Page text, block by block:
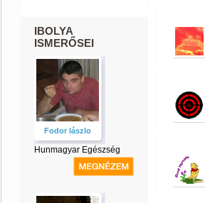
IBOLYA
ISMERŐSEI
Fodor lászlo
Hunmagyar Egészség